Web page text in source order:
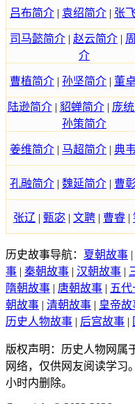
吕布简介 | 袁绍简介 | 张
司马懿简介 | 赵云简介 |
介
曹植简介 | 孙坚简介 | 董
陆逊简介| 貂蝉简介| 庞
孙策简介
姜维简介 | 马超简介 | 典
孔融简介 | 魏延简介 | 曹
张辽 | 甄宓 | 文聘 | 曹睿 |
历史故事导航： 夏朝故事 |
事 | 秦朝故事 | 汉朝故事 |
隋朝故事 | 唐朝故事 | 五
朝故事 | 清朝故事 | 皇帝故
历史人物故事 | 后宫故事 |
版权声明：历史人物网属
网络，仅供网友阅读学习
小时内删除。